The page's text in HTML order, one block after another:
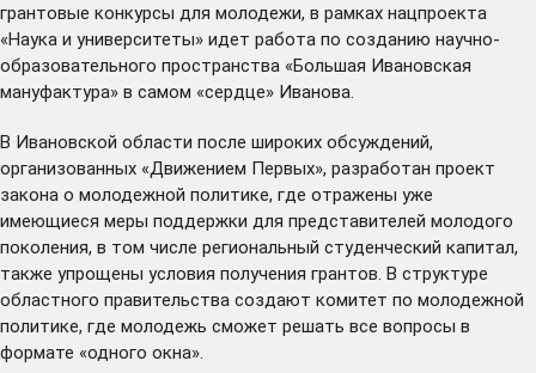
грантовые конкурсы для молодежи, в рамках нацпроекта
«Наука и университеты» идет работа по созданию научно-
образовательного пространства «Большая Ивановская
мануфактура» в самом «сердце» Иванова.
В Ивановской области после широких обсуждений,
организованных «Движением Первых», разработан проект
закона о молодежной политике, где отражены уже
имеющиеся меры поддержки для представителей молодого
поколения, в том числе региональный студенческий капитал,
также упрощены условия получения грантов. В структуре
областного правительства создают комитет по молодежной
политике, где молодежь сможет решать все вопросы в
формате «одного окна».